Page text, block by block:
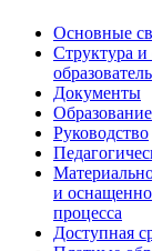
Основные
Структура
Документы
Образование
Руководство
и
процесса
Доступная